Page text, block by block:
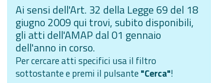
Ai sensi dell'Art. 32 della Legge 69 del 18
giugno 2009 qui trovi, subito disponibili,
gli atti dell'AMAP dal 01 gennaio
dell'anno in corso.
Per cercare atti specifici usa il filtro
sottostante e premi il pulsante"Cerca"!